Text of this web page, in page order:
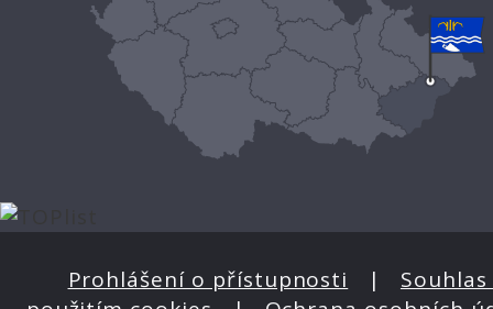
Prohlášení o přístupnosti | Souhlas